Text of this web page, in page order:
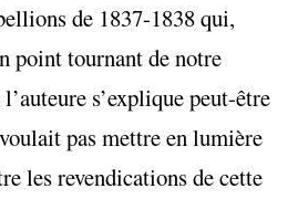
de 1837-1838 qui,
point tournant de notre
s’explique peut-être
pas mettre en lumière
les revendications de cette